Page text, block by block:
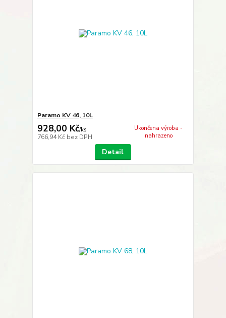
Paramo KV 46, 10L
928,00 Kč/ks
766,94 Kč bez DPH
Ukončena výroba -
nahrazeno
Detail